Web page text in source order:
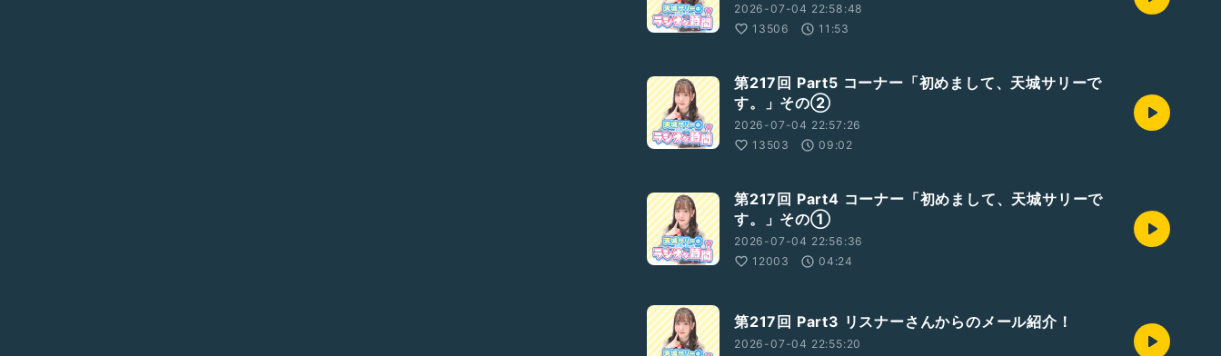
2026-07-04 22:58:48
13506
11:53
第217回 Part5 コーナー「初めまして、天城サリーで
す。」その②
2026-07-04 22:57:26
13503
09:02
第217回 Part4 コーナー「初めまして、天城サリーで
す。」その①
2026-07-04 22:56:36
12003
04:24
第217回 Part3 リスナーさんからのメール紹介！
2026-07-04 22:55:20